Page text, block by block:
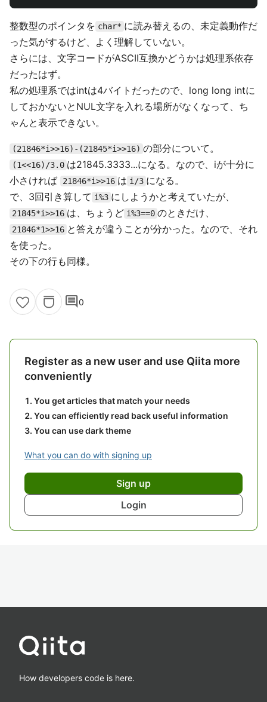
整数型のポインタを char* に読み替えるの、未定義動作だ
った気がするけど、よく理解していない。
さらには、文字コードがASCII互換かどうかは処理系依存
だったはず。
私の処理系ではintは4バイトだったので、long long intに
しておかないとNUL文字を入れる場所がなくなって、ち
ゃんと表示できない。
(21846*i>>16)-(21845*i>>16) の部分について。
(1<<16)/3.0 は21845.3333...になる。なので、iが十分に
小さければ
21846*i>>16 は i/3 になる。
で、3回引き算して i%3 にしようかと考えていたが、
21845*i>>16 は、ちょうど i%3==0 のときだけ、
21846*1>>16 と答えが違うことが分かった。なので、それ
を使った。
その下の行も同様。
comment0
Register as a new user and use Qiita more
conveniently
You get articles that match your needs
You can efficiently read back useful information
You can use dark theme
What you can do with signing up
Sign up
Login
How developers code is here.